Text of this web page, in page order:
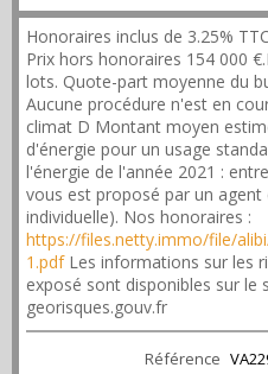
Honoraires inclus de 3.25%
Prix hors honoraires 154 000
lots. Quote-part moyenne du
Aucune procédure n'est en
climat D Montant moyen
d'énergie pour un usage
l'énergie de l'année 2021 :
vous est proposé par un agent
individuelle). Nos honoraires :
https://files.netty.immo/file/
1.pdfLes informations sur les
exposé sont disponibles sur le
georisques.gouv.fr
Référence